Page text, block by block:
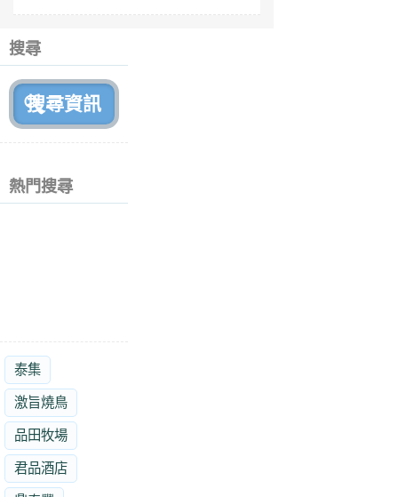
搜尋
熱門搜尋
泰集
激旨燒鳥
品田牧場
君品酒店